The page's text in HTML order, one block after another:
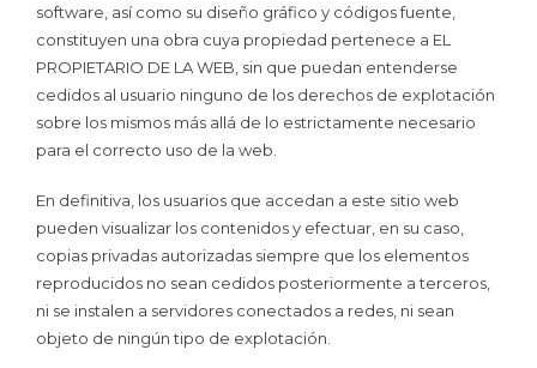
software, así como su diseño gráfico y códigos fuente,
constituyen una obra cuya propiedad pertenece a EL
PROPIETARIO DE LA WEB, sin que puedan entenderse
cedidos al usuario ninguno de los derechos de explotación
sobre los mismos más allá de lo estrictamente necesario
para el correcto uso de la web.
En definitiva, los usuarios que accedan a este sitio web
pueden visualizar los contenidos y efectuar, en su caso,
copias privadas autorizadas siempre que los elementos
reproducidos no sean cedidos posteriormente a terceros,
ni se instalen a servidores conectados a redes, ni sean
objeto de ningún tipo de explotación.